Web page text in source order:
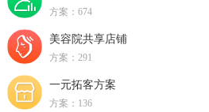
方案：674
美容院共享店铺
方案：291
一元拓客方案
方案：136